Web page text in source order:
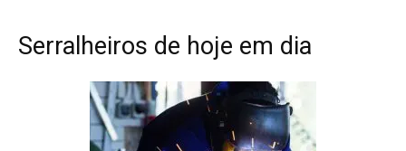
Serralheiros de hoje em dia